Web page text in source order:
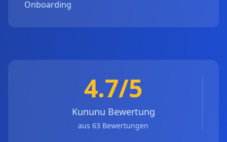
Onboarding
4.7/5
Kununu Bewertung
aus 63 Bewertungen